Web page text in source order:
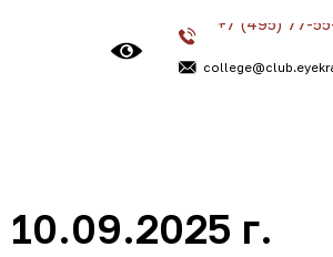
+7 (495) 77-55-55-
college@club.eyekraft.ru
г.